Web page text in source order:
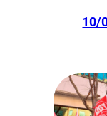
10/